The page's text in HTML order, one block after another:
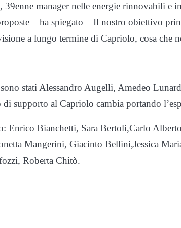
, 39enne manager nelle energie rinnovabili e
– ha spiegato – Il nostro obiettivo
a lungo termine di Capriolo, cosa che
stati Alessandro Augelli, Amedeo
di supporto al Capriolo cambia portando
Enrico Bianchetti, Sara Bertoli,Carlo
Mangerini, Giacinto Bellini,Jessica
Roberta Chitò.